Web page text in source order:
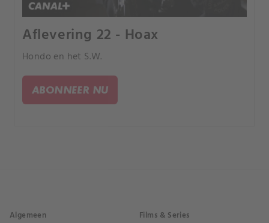
Aflevering 22 - Hoax
Hondo en het S.W.
ABONNEER NU
Algemeen Films & Series